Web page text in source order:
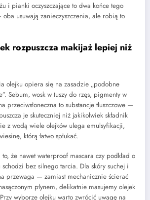
i pianki oczyszczające to dwa końce tego
usuwają zanieczyszczenia, ale robią to
rozpuszcza makijaż lepiej niż
olejku opiera się na zasadzie „podobne
Sebum, wosk w tuszy do rzęs, pigmenty w
przeciwsłoneczna to substancje tłuszczowe —
je skuteczniej niż jakikolwiek składnik
z wodą wiele olejków ulega emulsyfikacji,
którą łatwo spłukać.
że nawet waterproof mascara czy podkład o
schodzi bez silnego tarcia. Dla skóry suchej i
przewaga — zamiast mechanicznie ścierać
płynem, delikatnie masujemy olejek
wyborze olejku warto zwrócić uwagę na